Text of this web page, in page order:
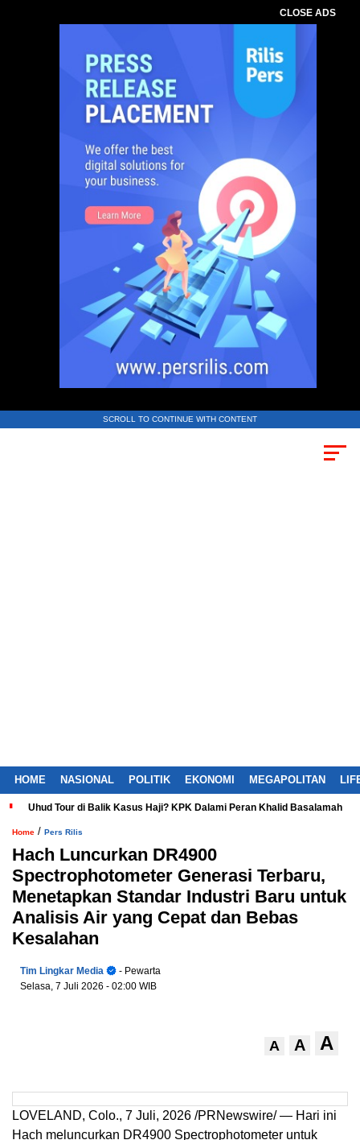
CLOSE ADS
SCROLL TO CONTINUE WITH CONTENT
HOME NASIONAL POLITIK EKONOMI MEGAPOLITAN
Uhud Tour di Balik Kasus Haji? KPK Dalami Peran Khalid Basalamah
Home / Pers Rilis
Hach Luncurkan DR4900
Spectrophotometer Generasi Terbaru,
Menetapkan Standar Industri Baru untuk
Analisis Air yang Cepat dan Bebas
Kesalahan
Tim Lingkar Media
- Pewarta
Selasa, 7 Juli 2026 - 02:00 WIB
A A A
LOVELAND, Colo., 7 Juli, 2026 /PRNewswire/ — Hari ini
Hach meluncurkan DR4900 Spectrophotometer untuk